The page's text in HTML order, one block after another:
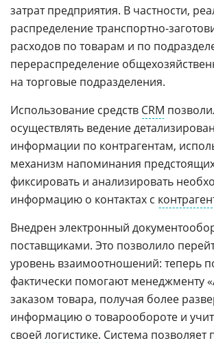
затрат предприятия. В частности,
распределение транспортно-
расходов по товарам и по
перераспределение
на торговые подразделения.
Использование средств CRM
осуществлять ведение
информации по контрагентам,
механизм напоминания
фиксировать и анализировать
информацию о контактах с
Внедрен электронный
поставщиками. Это позволило
уровень взаимоотношений: теперь
фактически помогают менеджменту
заказом товара, получая более
информацию о товарообороте и
своей логистике. Система позволяет